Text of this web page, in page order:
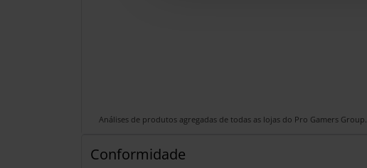
Análises de produtos agregadas de todas as lojas do Pro Gamers Group.
Conformidade